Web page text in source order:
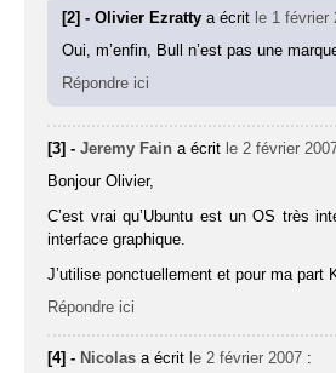
[2] - Olivier Ezrattya écrit le 1 février
Oui, m’enfin, Bull n’est pas une
Répondre ici
[3] -Jeremy Fain a écrit le 2 février
Bonjour Olivier,
C’est vrai qu’Ubuntu est un OS très
interface graphique.
J’utilise ponctuellement et pour ma part
Répondre ici
[4] - Nicolas a écrit le 2 février 2007 :